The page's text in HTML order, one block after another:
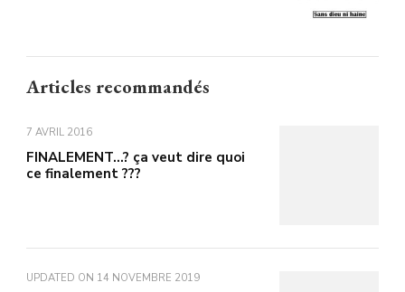
Articles recommandés
7 AVRIL 2016
FINALEMENT…? ça veut dire quoi
ce finalement ???
UPDATED ON 14 NOVEMBRE 2019